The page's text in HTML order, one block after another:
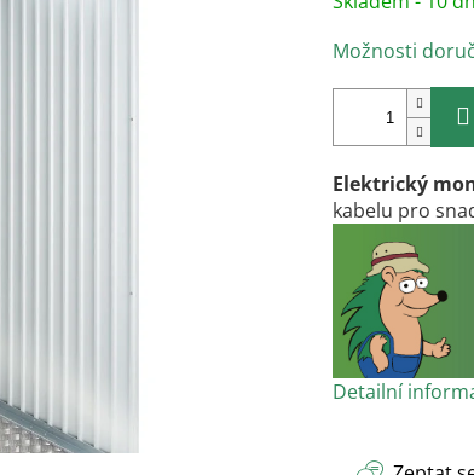
cena:
Možnosti
Elektrický
kabelu pro
Detailní